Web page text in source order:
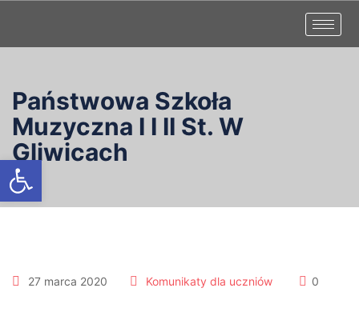
Otwórz pasek narzędzi
Państwowa Szkoła
Muzyczna I I II St. W
Gliwicach
27 marca 2020 Komunikaty dla uczniów 0